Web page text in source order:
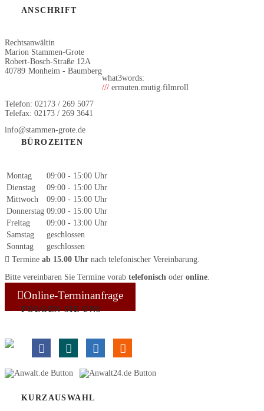
ANSCHRIFT
Rechtsanwältin
Marion Stammen-Grote
Robert-Bosch-Straße 12A
40789 Monheim - Baumberg
what3words:
/// ermuten.mutig.filmroll
Telefon: 02173 / 269 5077
Telefax: 02173 / 269 3641
info@stammen-grote.de
BÜROZEITEN
Montag
09:00 - 15:00 Uhr
Dienstag
09:00 - 15:00 Uhr
Mittwoch
09:00 - 15:00 Uhr
Donnerstag 09:00 - 15:00 Uhr
Freitag
09:00 - 13:00 Uhr
Samstag
geschlossen
Sonntag
geschlossen
Termine ab 15.00 Uhr nach telefonischer Vereinbarung.
Bitte vereinbaren Sie Termine vorab telefonisch oder online.
Online-Terminanfrage
FOLGEN SIE UNS
KURZAUSWAHL